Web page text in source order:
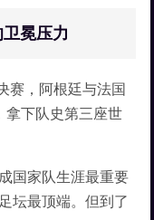
冕压力
赛，阿根廷与法国
拿下队史第三座世
国家队生涯最重要
坛最顶端。但到了